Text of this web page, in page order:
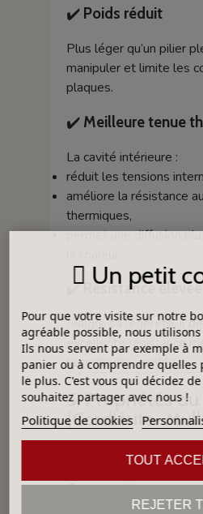
✔️ Poids réduit
Plus léger qu’un pilier
manipuler et limite les
plaques.
✔️ Meilleure tenue
La cavité intérieure :
réduit les tensions
améliore la résistance
thermiques,
permet une diffusion
✔️Résistance élevée
Malgré sa légèreté, il
excellente résistance
la cordiérite–mullite.
5. Propriétés du
D’après la fiche
Composition
Un petit
Pour que votre visite sur notre
agréable possible, nous
Ils nous servent par exemple à
panier ou à comprendre quelles
le plus. C'est vous qui décidez
souhaitez partager avec nous !
Politique de cookies
REJETER
TOUT